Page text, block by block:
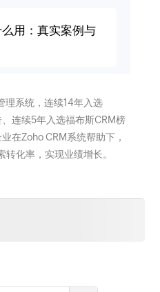
用：真实案例与
理系统，连续14年入选
连续5年入选福布斯CRM榜
在Zoho CRM系统帮助下，
化率，实现业绩增长。